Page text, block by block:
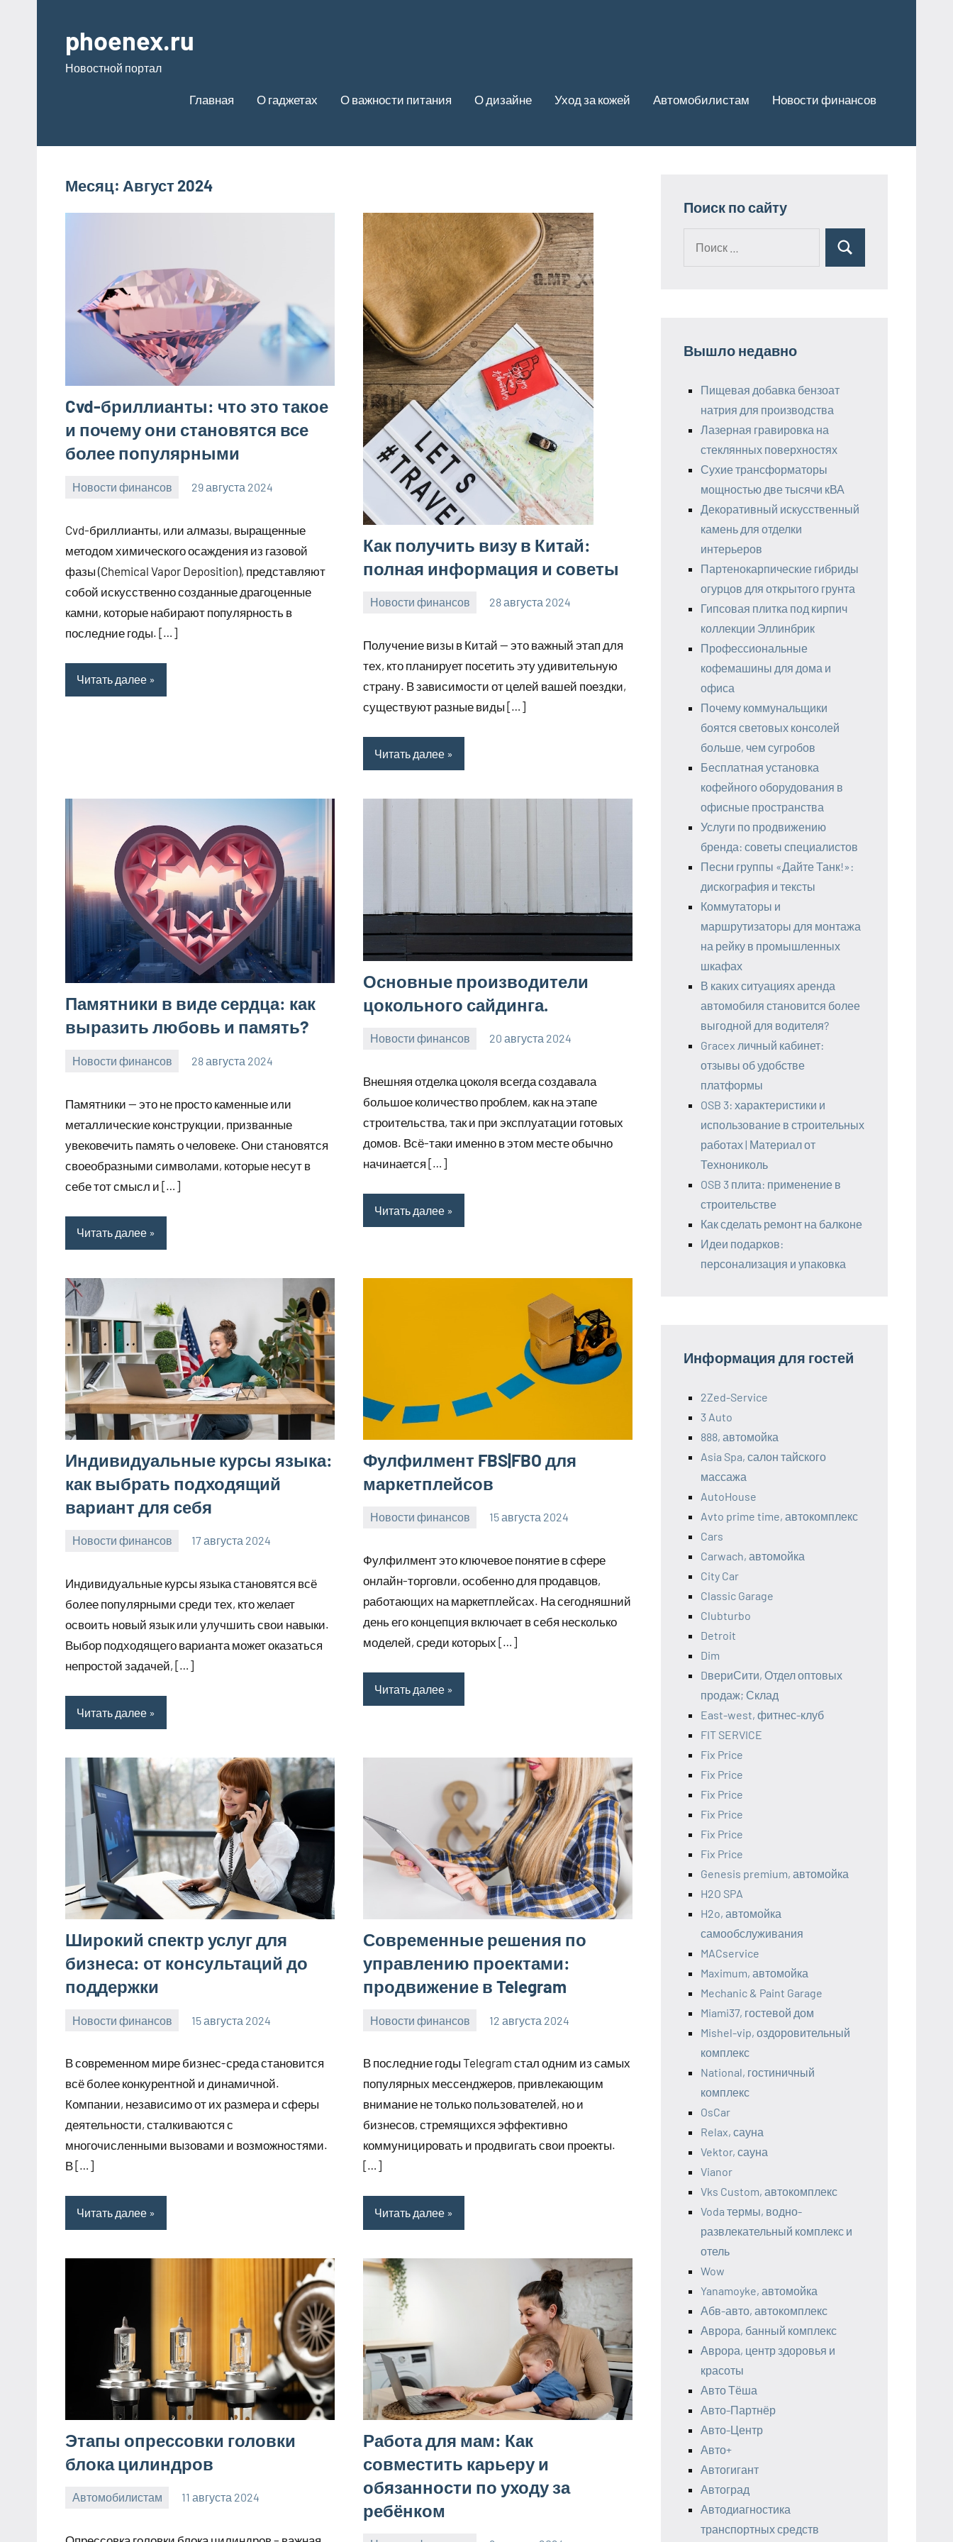
содержимому
phoenex.ru
Новостной портал
Главная О гаджетах О важности питания О дизайне Уход за кожей Автомобилистам Новости финансов
Месяц: Август 2024
Cvd-бриллианты: что это такое
и почему они становятся все
более популярными
Новости финансов 29 августа 2024
Cvd-бриллианты, или алмазы, выращенные
методом химического осаждения из газовой
фазы (Chemical Vapor Deposition), представляют
собой искусственно созданные драгоценные
камни, которые набирают популярность в
последние годы. […]
Читать далее
Как получить визу в Китай:
полная информация и советы
Новости финансов 28 августа 2024
Получение визы в Китай — это важный этап для
тех, кто планирует посетить эту удивительную
страну. В зависимости от целей вашей поездки,
существуют разные виды […]
Читать далее
Памятники в виде сердца: как
выразить любовь и память?
Новости финансов 28 августа 2024
Памятники — это не просто каменные или
металлические конструкции, призванные
увековечить память о человеке. Они становятся
своеобразными символами, которые несут в
себе тот смысл и […]
Читать далее
Основные производители
цокольного сайдинга.
Новости финансов 20 августа 2024
Внешняя отделка цоколя всегда создавала
большое количество проблем, как на этапе
строительства, так и при эксплуатации готовых
домов. Всё-таки именно в этом месте обычно
начинается […]
Читать далее
Индивидуальные курсы языка:
как выбрать подходящий
вариант для себя
Новости финансов 17 августа 2024
Индивидуальные курсы языка становятся всё
более популярными среди тех, кто желает
освоить новый язык или улучшить свои навыки.
Выбор подходящего варианта может оказаться
непростой задачей, […]
Читать далее
Фулфилмент FBS|FBO для
маркетплейсов
Новости финансов 15 августа 2024
Фулфилмент это ключевое понятие в сфере
онлайн-торговли, особенно для продавцов,
работающих на маркетплейсах. На сегодняшний
день его концепция включает в себя несколько
моделей, среди которых […]
Читать далее
Широкий спектр услуг для
бизнеса: от консультаций до
поддержки
Новости финансов 15 августа 2024
В современном мире бизнес-среда становится
всё более конкурентной и динамичной.
Компании, независимо от их размера и сферы
деятельности, сталкиваются с
многочисленными вызовами и возможностями.
В […]
Читать далее
Современные решения по
управлению проектами:
продвижение в Telegram
Новости финансов 12 августа 2024
В последние годы Telegram стал одним из самых
популярных мессенджеров, привлекающим
внимание не только пользователей, но и
бизнесов, стремящихся эффективно
коммуницировать и продвигать свои проекты.
[…]
Читать далее
Этапы опрессовки головки
блока цилиндров
Автомобилистам 11 августа 2024
Работа для мам: Как
совместить карьеру и
обязанности по уходу за
ребёнком
Поиск по сайту
Поиск
Вышло недавно
Пищевая добавка бензоат
натрия для производства
Лазерная гравировка на
стеклянных поверхностях
Сухие трансформаторы
мощностью две тысячи кВА
Декоративный искусственный
камень для отделки
интерьеров
Партенокарпические гибриды
огурцов для открытого грунта
Гипсовая плитка под кирпич
коллекции Эллинбрик
Профессиональные
кофемашины для дома и
офиса
Почему коммунальщики
боятся световых консолей
больше, чем сугробов
Бесплатная установка
кофейного оборудования в
офисные пространства
Услуги по продвижению
бренда: советы специалистов
Песни группы «Дайте Танк!»:
дискография и тексты
Коммутаторы и
маршрутизаторы для монтажа
на рейку в промышленных
шкафах
В каких ситуациях аренда
автомобиля становится более
выгодной для водителя?
Gracex личный кабинет:
отзывы об удобстве
платформы
OSB 3: характеристики и
использование в строительных
работах | Материал от
Технониколь
OSB 3 плита: применение в
строительстве
Как сделать ремонт на балконе
Идеи подарков:
персонализация и упаковка
Информация для гостей
2Zed-Service
3 Auto
888, автомойка
Asia Spa, салон тайского
массажа
AutoHouse
Avto prime time, автокомплекс
Cars
Carwach, автомойка
City Car
Classic Garage
Clubturbo
Detroit
Dim
DвериСити, Отдел оптовых
продаж; Склад
East-west, фитнес-клуб
FIT SERVICE
Fix Price
Fix Price
Fix Price
Fix Price
Fix Price
Fix Price
Genesis premium, автомойка
H2O SPA
H2o, автомойка
самообслуживания
MACservice
Maximum, автомойка
Mechanic & Paint Garage
Miami37, гостевой дом
Mishel-vip, оздоровительный
комплекс
National, гостиничный
комплекс
OsCar
Relax, сауна
Vektor, сауна
Vianor
Vks Custom, автокомплекс
Voda термы, водно-
развлекательный комплекс и
отель
Wow
Yanamoyke, автомойка
Абв-авто, автокомплекс
Аврора, банный комплекс
Аврора, центр здоровья и
красоты
Авто Тёша
Авто-Партнёр
Авто-Центр
Авто+
Автогигант
Автоград
Автодиагностика
транспортных средств